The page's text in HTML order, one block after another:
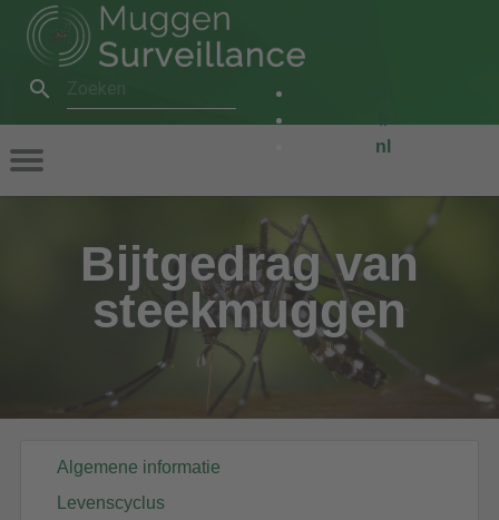
Skip
content
Zoeken
nl
MAIN
Bijtgedrag van
steekmuggen
GENERAL
INFORMATION
Algemene informatie
Levenscyclus